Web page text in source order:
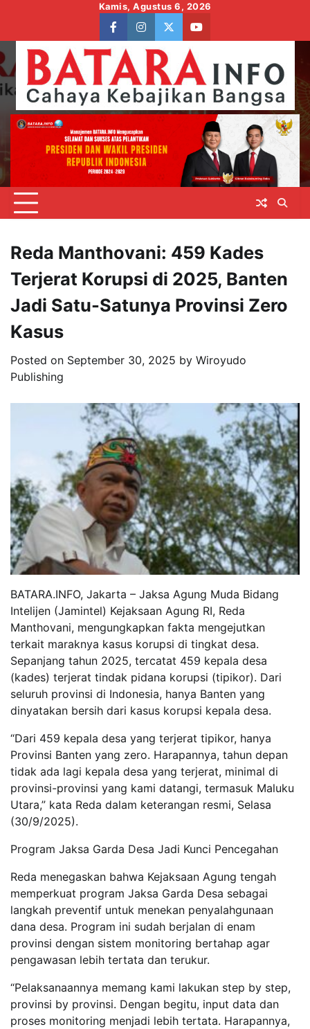
content
Kamis, Agustus 6, 2026
facebookinstagram
twitteryoutube
Reda Manthovani: 459 Kades
Terjerat Korupsi di 2025, Banten
Jadi Satu-Satunya Provinsi Zero
Kasus
Posted on September 30, 2025 by Wiroyudo
Publishing
BATARA.INFO, Jakarta – Jaksa Agung Muda Bidang
Intelijen (Jamintel) Kejaksaan Agung RI, Reda
Manthovani, mengungkapkan fakta mengejutkan
terkait maraknya kasus korupsi di tingkat desa.
Sepanjang tahun 2025, tercatat 459 kepala desa
(kades) terjerat tindak pidana korupsi (tipikor). Dari
seluruh provinsi di Indonesia, hanya Banten yang
dinyatakan bersih dari kasus korupsi kepala desa.
“Dari 459 kepala desa yang terjerat tipikor, hanya
Provinsi Banten yang zero. Harapannya, tahun depan
tidak ada lagi kepala desa yang terjerat, minimal di
provinsi-provinsi yang kami datangi, termasuk Maluku
Utara,” kata Reda dalam keterangan resmi, Selasa
(30/9/2025).
Program Jaksa Garda Desa Jadi Kunci Pencegahan
Reda menegaskan bahwa Kejaksaan Agung tengah
memperkuat program Jaksa Garda Desa sebagai
langkah preventif untuk menekan penyalahgunaan
dana desa. Program ini sudah berjalan di enam
provinsi dengan sistem monitoring bertahap agar
pengawasan lebih tertata dan terukur.
“Pelaksanaannya memang kami lakukan step by step,
provinsi by provinsi. Dengan begitu, input data dan
proses monitoring menjadi lebih tertata. Harapannya,